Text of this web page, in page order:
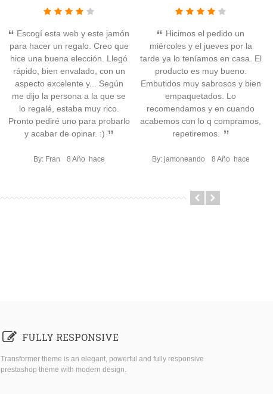
Escogí esta web y este jamón
para hacer un regalo. Creo que
hice una buena elección. Llegó
rápido, bien envalado, con un
aspecto excelente y... Según
me dijo la persona a la que se
lo regalé, estaba muy rico.
Pronto pediré uno para probarlo
y acabar de opinar. :)
By: Fran 8 Año hace
Hicimos el pedido un
miércoles y el jueves por la
tarde ya lo teníamos en casa. El
producto es muy bueno.
Embutidos muy sabrosos y bien
empaquetados. Lo
recomendamos y en cuando
acabemos con lo q compramos,
repetiremos.
By: jamoneando 8 Año hace
FULLY RESPONSIVE
Transformer theme is an elegant, powerful and fully responsive
prestashop theme with modern design.